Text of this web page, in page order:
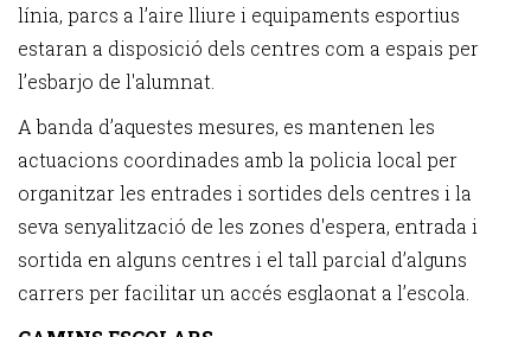
línia, parcs a l’aire lliure i equipaments esportius
estaran a disposició dels centres com a espais per
l’esbarjo de l'alumnat.
A banda d’aquestes mesures, es mantenen les
actuacions coordinades amb la policia local per
organitzar les entrades i sortides dels centres i la
seva senyalització de les zones d'espera, entrada i
sortida en alguns centres i el tall parcial d’alguns
carrers per facilitar un accés esglaonat a l’escola.